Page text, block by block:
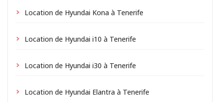
Location de Hyundai Kona à Tenerife
Location de Hyundai i10 à Tenerife
Location de Hyundai i30 à Tenerife
Location de Hyundai Elantra à Tenerife